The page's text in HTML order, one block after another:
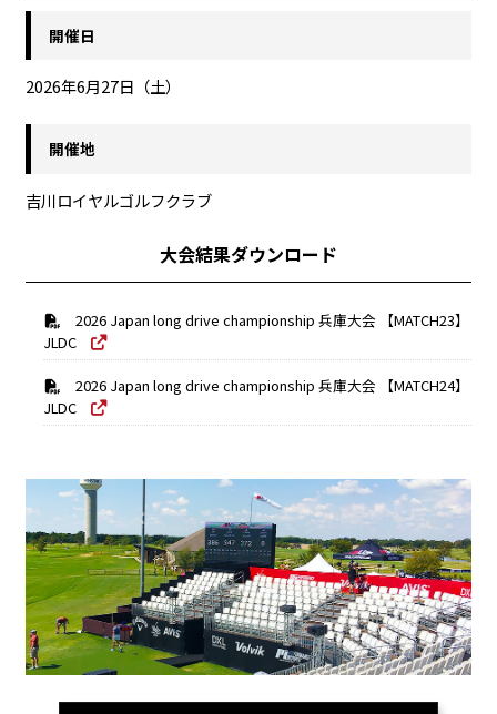
開催日
2026年6月27日（土）
開催地
吉川ロイヤルゴルフクラブ
大会結果ダウンロード
2026 Japan long drive championship 兵庫大会 【MATCH23】
JLDC
2026 Japan long drive championship 兵庫大会 【MATCH24】
JLDC